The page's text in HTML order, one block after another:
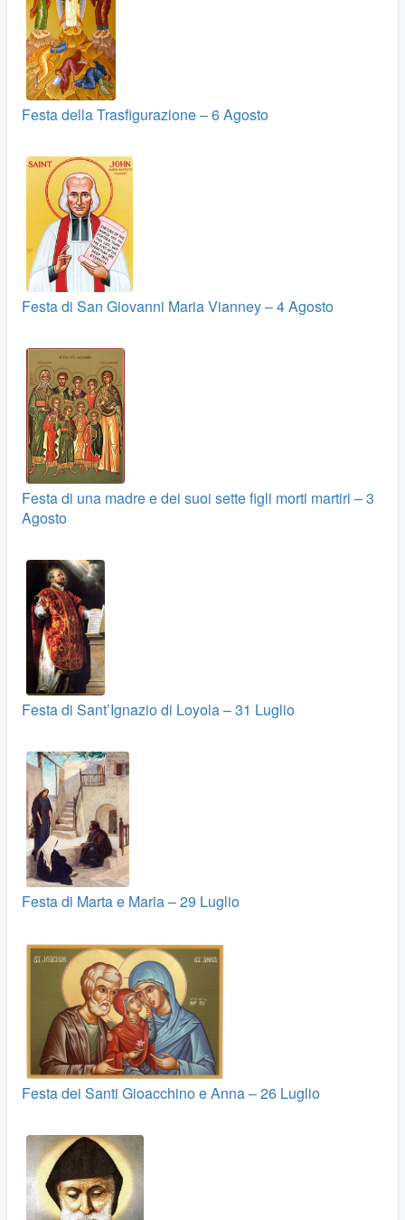
Festa della Trasfigurazione – 6 Agosto
Festa di San Giovanni Maria Vianney – 4 Agosto
Festa di una madre e dei suoi sette figli morti martiri – 3
Agosto
Festa di Sant’Ignazio di Loyola – 31 Luglio
Festa di Marta e Maria – 29 Luglio
Festa dei Santi Gioacchino e Anna – 26 Luglio